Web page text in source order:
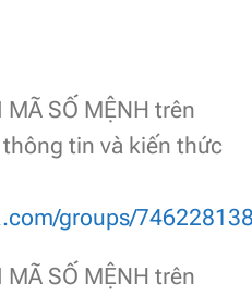
SỐ MỆNH trên
tin và kiến thức
groups/
SỐ MỆNH trên